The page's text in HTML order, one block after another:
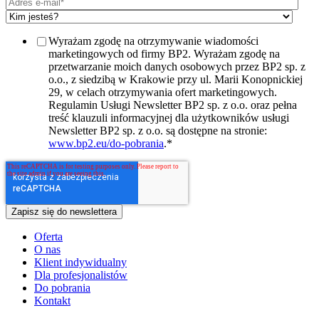
Wyrażam zgodę na otrzymywanie wiadomości
marketingowych od firmy BP2. Wyrażam zgodę na
przetwarzanie moich danych osobowych przez BP2 sp. z
o.o., z siedzibą w Krakowie przy ul. Marii Konopnickiej
29, w celach otrzymywania ofert marketingowych.
Regulamin Usługi Newsletter BP2 sp. z o.o. oraz pełna
treść klauzuli informacyjnej dla użytkowników usługi
Newsletter BP2 sp. z o.o. są dostępne na stronie:
www.bp2.eu/do-pobrania.*
Oferta
O nas
Klient indywidualny
Dla profesjonalistów
Do pobrania
Kontakt